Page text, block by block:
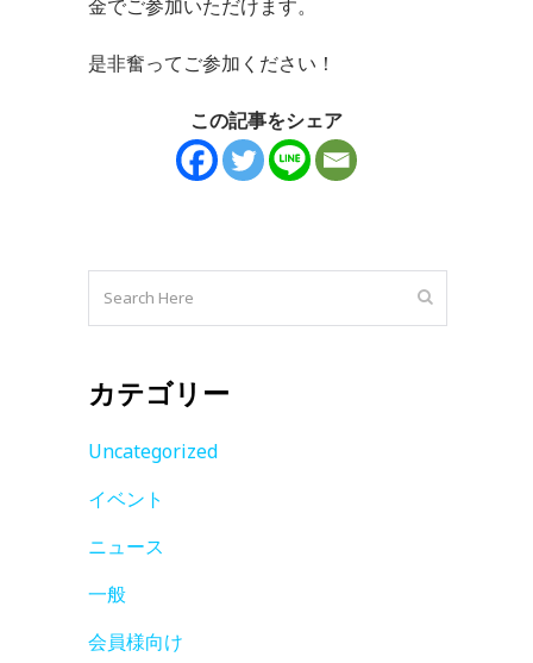
金でご参加いただけます。
是非奮ってご参加ください！
この記事をシェア
カテゴリー
Uncategorized
イベント
ニュース
一般
会員様向け